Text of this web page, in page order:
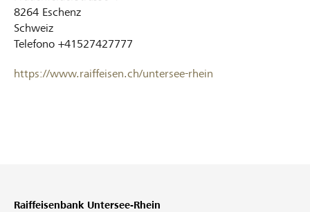
8264 Eschenz
Schweiz
Telefono +41527427777
https://www.raiffeisen.ch/untersee-rhein
Raiffeisenbank Untersee-Rhein